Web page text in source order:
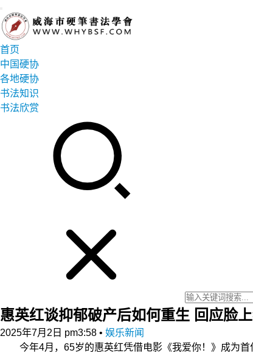
首页
中国硬协
各地硬协
书法知识
书法欣赏
惠英红谈抑郁破产后如何重生 回应脸
2025年7月2日 pm3:58 • 娱乐新闻
今年4月，65岁的惠英红凭借电影《我爱你！》成为首